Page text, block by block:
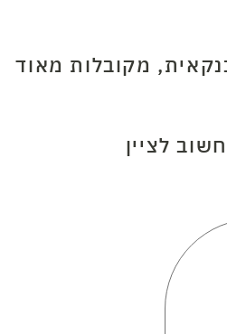
מקובלות מאוד
לציין